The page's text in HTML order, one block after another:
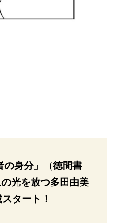
の身分」（徳間書
光を放つ多田由美
タート！